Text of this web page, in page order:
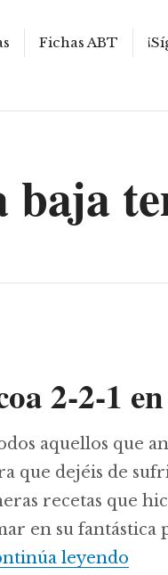
Fichas ABT
baja
2-2-1
aquellos que
que dejéis de
recetas que
en su fantástica
leyendo